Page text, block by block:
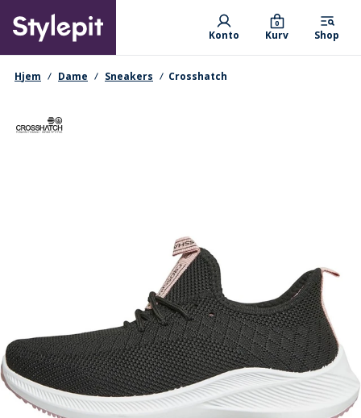
main
content
Primary departments
Konto Kurv
0
Shop
navigationssti
Hjem Dame Sneakers Crosshatch